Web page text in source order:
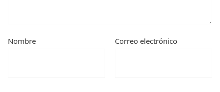
Nombre Correo electrónico